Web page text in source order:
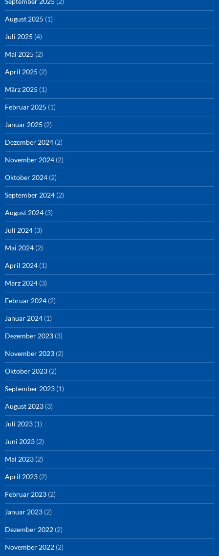
August 2025 (1)
Juli 2025 (4)
Mai 2025 (2)
April 2025 (2)
März 2025 (1)
Februar 2025 (1)
Januar 2025 (2)
Dezember 2024 (2)
November 2024 (2)
Oktober 2024 (2)
September 2024 (2)
August 2024 (3)
Juli 2024 (3)
Mai 2024 (2)
April 2024 (1)
März 2024 (3)
Februar 2024 (2)
Januar 2024 (1)
Dezember 2023 (3)
November 2023 (2)
Oktober 2023 (2)
September 2023 (1)
August 2023 (3)
Juli 2023 (1)
Juni 2023 (2)
Mai 2023 (2)
April 2023 (2)
Februar 2023 (2)
Januar 2023 (2)
Dezember 2022 (2)
November 2022 (2)